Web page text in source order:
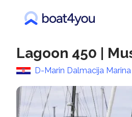
Lagoon 450 |
D-Marin Dalmacija